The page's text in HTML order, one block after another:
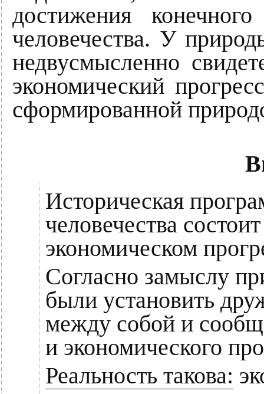
достижения
человечества. У
недвусмысленно
экономический
сформированной
Историческая
человечества
экономическом
Согласно замыслу
были установить
между собой и
и экономического
Реальность такова: